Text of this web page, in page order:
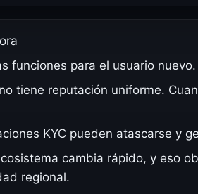
funciones para el usuario
tiene reputación uniforme.
KYC pueden atascarse y
cambia rápido, y eso
regional.